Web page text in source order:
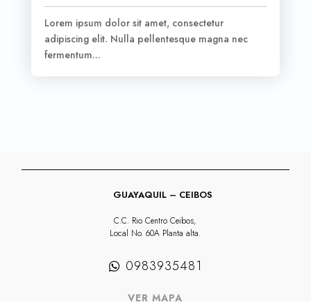
Lorem ipsum dolor sit amet, consectetur
adipiscing elit. Nulla pellentesque magna nec
fermentum...
GUAYAQUIL – CEIBOS
C.C. Rio Centro Ceibos,
Local No. 60A Planta alta.
0983935481
VER MAPA